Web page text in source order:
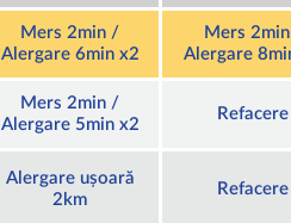
Mers 2min /
Alergare 6min x2
Mers
Alergare
Mers 2min /
Alergare 5min x2
Refacere
Alergare ușoară
2km
Refacere